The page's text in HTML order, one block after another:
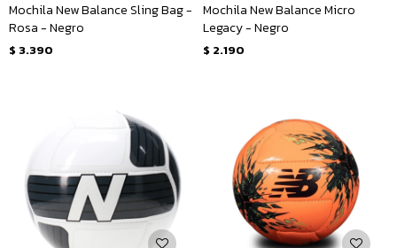
Mochila New Balance Sling Bag -
Rosa - Negro
$ 3.390
Mochila New Balance Micro
Legacy - Negro
$ 2.190